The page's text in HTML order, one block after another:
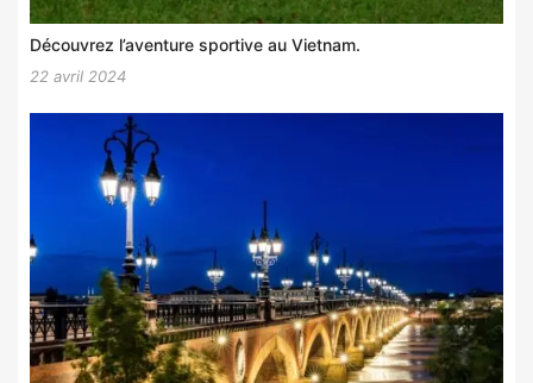
Découvrez l’aventure sportive au Vietnam.
22 avril 2024